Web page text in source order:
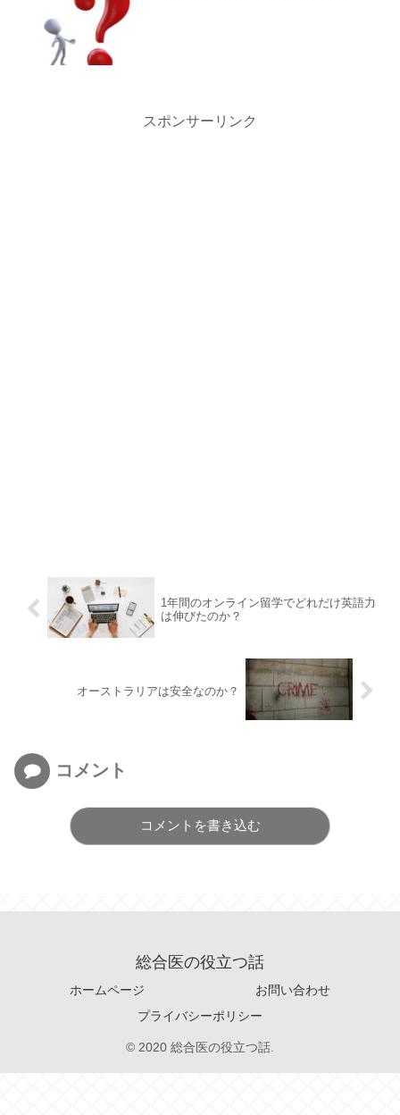
スポンサーリンク
1年間のオンライン留学でどれだけ英語力
は伸びたのか？
オーストラリアは安全なのか？
コメント
コメントを書き込む
総合医の役立つ話
ホームページ
お問い合わせ
プライバシーポリシー
© 2020 総合医の役立つ話.